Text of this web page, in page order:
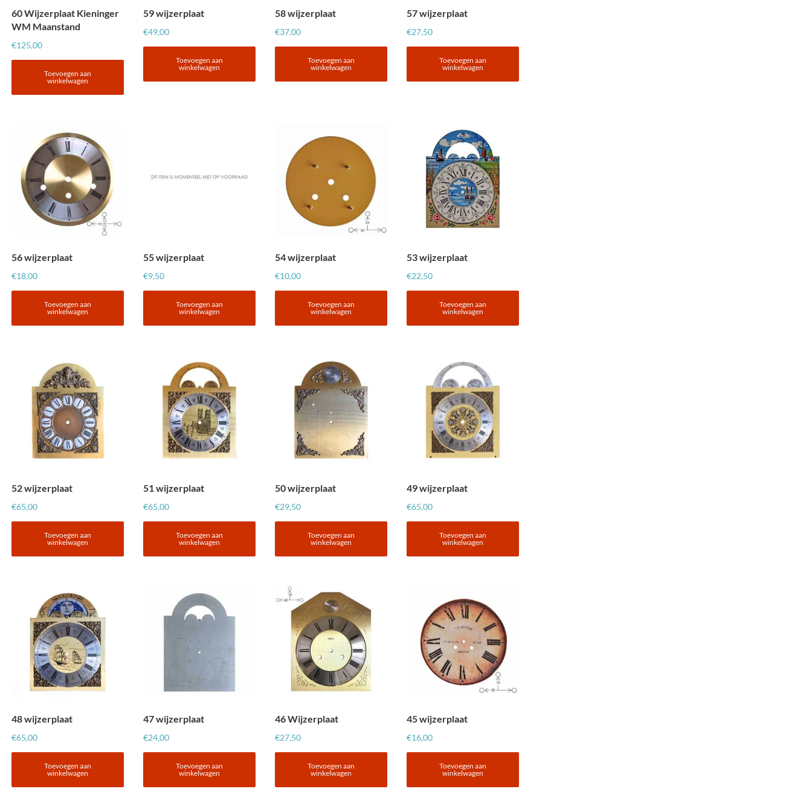
60 Wijzerplaat Kieninger
WM Maanstand
€125,00
Toevoegen aan
winkelwagen
59 wijzerplaat
€49,00
Toevoegen aan
winkelwagen
58 wijzerplaat
€37,00
Toevoegen aan
winkelwagen
57 wijzerplaat
€27,50
Toevoegen aan
winkelwagen
56 wijzerplaat
€18,00
Toevoegen aan
winkelwagen
55 wijzerplaat
€9,50
Toevoegen aan
winkelwagen
54 wijzerplaat
€10,00
Toevoegen aan
winkelwagen
53 wijzerplaat
€22,50
Toevoegen aan
winkelwagen
52 wijzerplaat
€65,00
Toevoegen aan
winkelwagen
51 wijzerplaat
€65,00
Toevoegen aan
winkelwagen
50 wijzerplaat
€29,50
Toevoegen aan
winkelwagen
49 wijzerplaat
€65,00
Toevoegen aan
winkelwagen
48 wijzerplaat
€65,00
Toevoegen aan
winkelwagen
47 wijzerplaat
€24,00
Toevoegen aan
winkelwagen
46 Wijzerplaat
€27,50
Toevoegen aan
winkelwagen
45 wijzerplaat
€16,00
Toevoegen aan
winkelwagen